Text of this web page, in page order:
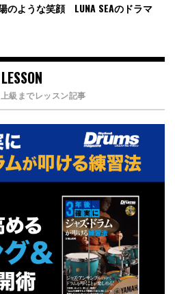
のような笑顔 LUNA SEAのドラマ
LESSON
級までレッスン記事